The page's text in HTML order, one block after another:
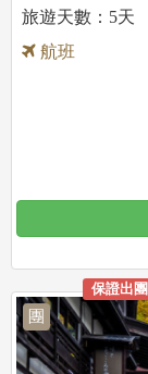
5天
航班
團
保證出團